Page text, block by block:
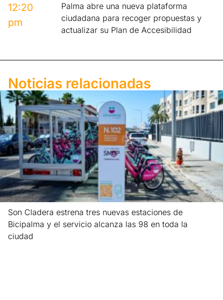
12:20
pm
Palma abre una nueva plataforma
ciudadana para recoger propuestas y
actualizar su Plan de Accesibilidad
Noticias relacionadas
Son Cladera estrena tres nuevas estaciones de
Bicipalma y el servicio alcanza las 98 en toda la
ciudad